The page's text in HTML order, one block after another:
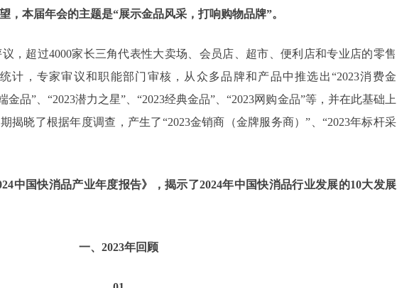
，本届年会的主题是“展示金品风采，打响购物品牌”。
，超过4000家长三角代表性大卖场、会员店、超市、便利店和专业店的零售
计，专家审议和职能部门审核，从众多品牌和产品中推选出“2023消费金
金品”、“2023潜力之星”、“2023经典金品”、“2023网购金品”等，并在此基础上
揭晓了根据年度调查，产生了“2023金销商（金牌服务商）”、“2023年标杆采
中国快消品产业年度报告》，揭示了2024年中国快消品行业发展的10大发展
一、2023年回顾